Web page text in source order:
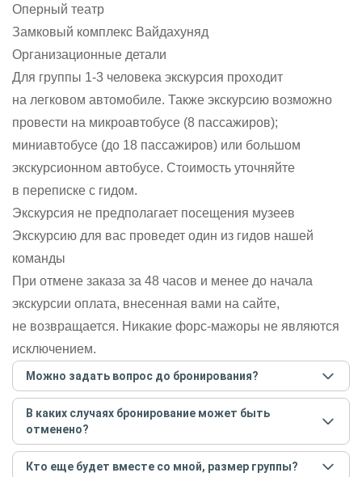
Оперный театр
Замковый комплекс Вайдахуняд
Организационные детали
Для группы 1-3 человека экскурсия проходит
на легковом автомобиле. Также экскурсию возможно
провести на микроавтобусе (8 пассажиров);
миниавтобусе (до 18 пассажиров) или большом
экскурсионном автобусе. Стоимость уточняйте
в переписке с гидом.
Экскурсия не предполагает посещения музеев
Экскурсию для вас проведет один из гидов нашей
команды
При отмене заказа за 48 часов и менее до начала
экскурсии оплата, внесенная вами на сайте,
не возвращается. Никакие форс-мажоры не являются
исключением.
Можно задать вопрос до бронирования?
Достаточно перейти по ссылке «Задать вопрос» и
написать гиду. Платить при этом не нужно. Сначала
согласуйте с гидом интересующие вас вопросы и после
этого бронируйте экскурсию.Задать вопрос.
В каких случаях бронирование может быть
отменено?
Только в случае неблагоприятных погодных условий,
например, если экскурсия на кораблике, а по прогнозу
Кто еще будет вместе со мной, размер группы?